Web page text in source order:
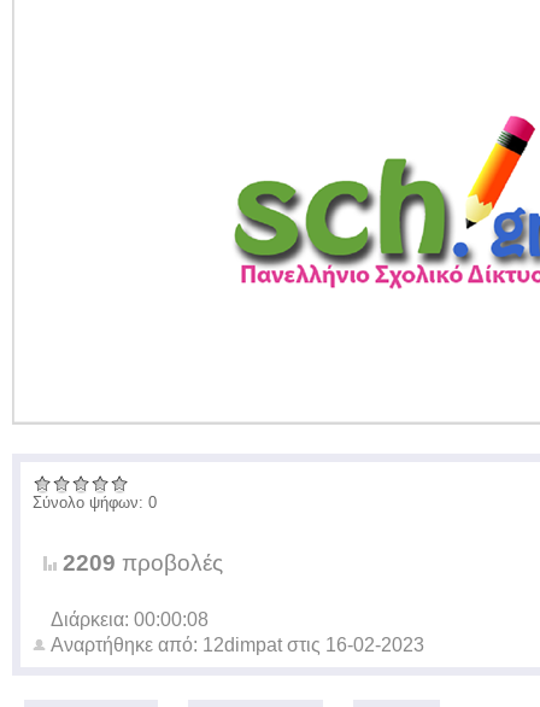
Σύνολο ψήφων: 0
2209 προβολές
Διάρκεια: 00:00:08
Αναρτήθηκε από: 12dimpat στις 16-02-2023